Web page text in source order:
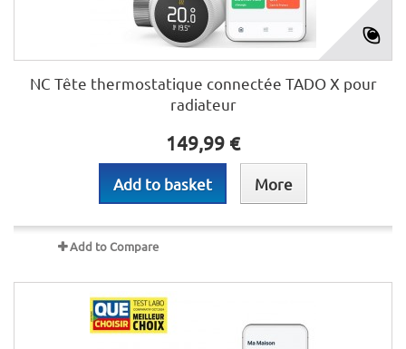
NC Tête thermostatique connectée TADO X pour
radiateur
149,99 €
Add to basket More
Add to Compare